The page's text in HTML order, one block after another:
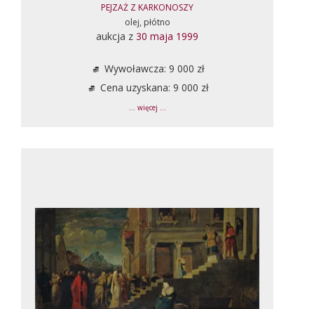
PEJZAŻ Z KARKONOSZY
olej, płótno
aukcja z 30 maja 1999
Wywoławcza: 9 000 zł
Cena uzyskana: 9 000 zł
... więcej ...